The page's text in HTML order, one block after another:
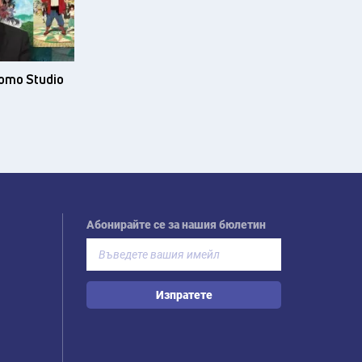
Studio
Абонирайте се за нашия бюлетин
Изпратете